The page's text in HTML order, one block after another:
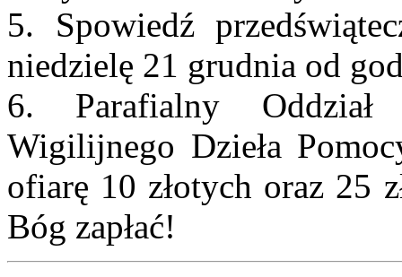
5. Spowiedź
niedzielę 21 grudnia od
6. Parafialny Oddział
Wigilijnego Dzieła
ofiarę 10 złotych oraz 25
Bóg zapłać!